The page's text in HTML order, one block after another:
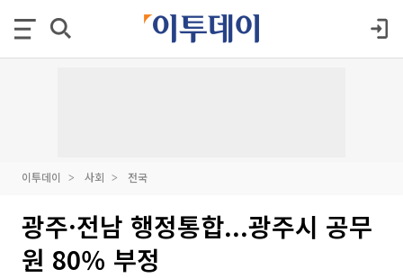
이투데이 사회 전국
광주·전남 행정통합...광주시 공무
원 80％ 부정